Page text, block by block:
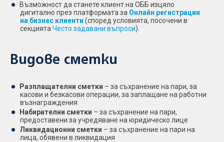
Възможност да станете клиент на ОББ изцяло
дигитално през платформата за Онлайн регистрация
на бизнес клиенти (според условията, посочени в
секцията Често задавани въпроси).
Видове сметки
Разплащателни сметки – за съхранение на пари, за
касови и безкасови операции, за заплащане на работни
възнаграждения
Набирателни сметки – за съхранение на пари,
предоставени за учредяване на юридическо лице
Ликвидационни сметки – за съхранение на пари на
лица, обявени в ликвидация